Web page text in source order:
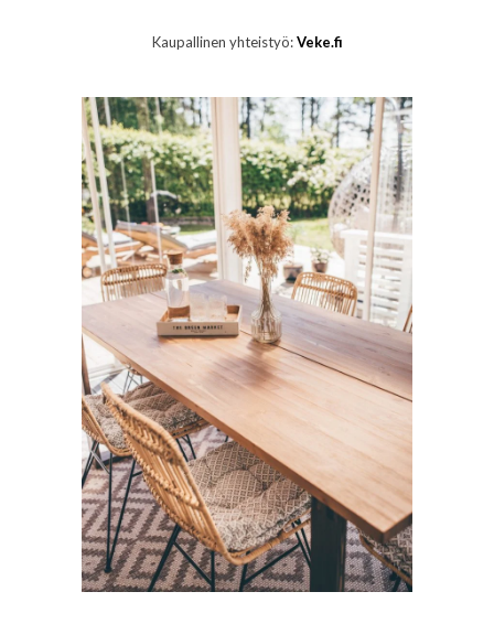
Kaupallinen yhteistyö:Veke.fi